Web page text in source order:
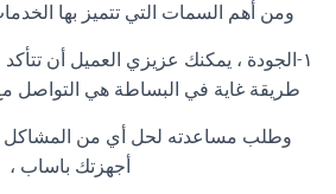
ومن أهم السمات التي تتميز بها
١-الجودة ، يمكنك عزيزي العميل أن
طريقة غاية في البساطة هي التواصل
وطلب مساعدته لحل أي من المشاكل
أجهزتك باساب ،